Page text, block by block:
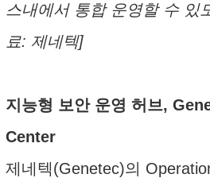
스내에서 통합 운영할 수 있
료: 제네텍]
지능형 보안 운영 허브,
Center
제네텍(Genetec)의